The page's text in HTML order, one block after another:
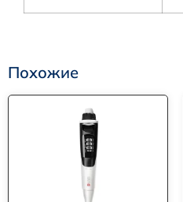
Похожие